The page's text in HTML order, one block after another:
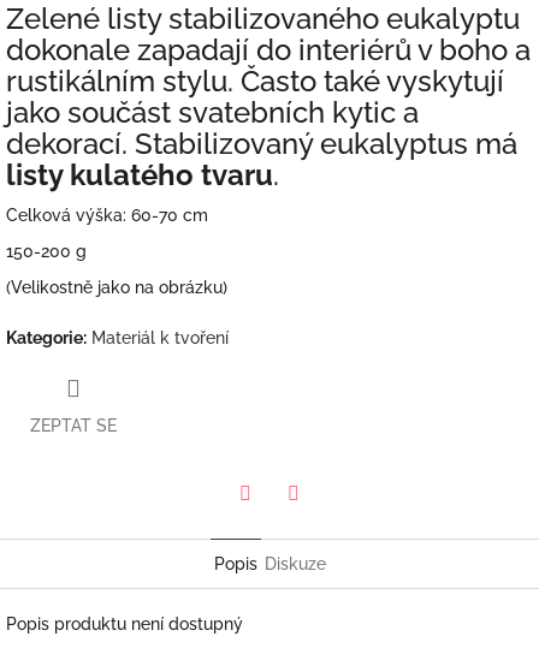
Zelené listy stabilizovaného eukalyptu
dokonale zapadají do interiérů v boho a
rustikálním stylu. Často také vyskytují
jako součást svatebních kytic a
dekorací. Stabilizovaný eukalyptus má
listy kulatého tvaru.
Celková výška: 60-70 cm
150-200 g
(Velikostně jako na obrázku)
Kategorie: Materiál k tvoření
ZEPTAT SE
Popis Diskuze
Popis produktu není dostupný